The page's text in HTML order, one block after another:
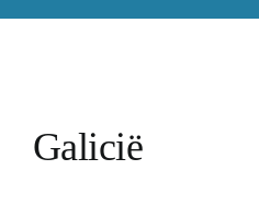
Galicië